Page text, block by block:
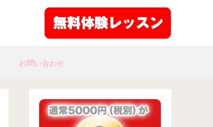
お問い合わせ